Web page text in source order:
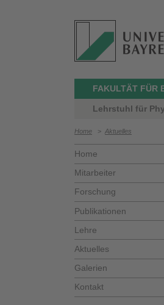
FAKULTÄT FÜR
Lehrstuhl für
Home > Aktuelles
Home
Mitarbeiter
Forschung
Publikationen
Lehre
Aktuelles
Galerien
Kontakt